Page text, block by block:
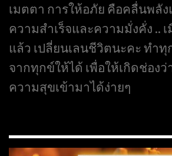
เมตตา การให้อภัย คือคลื่นพลั
ความสำเร็จและความมั่งคั่ง ..
แล้ว เปลี่ยนเลนชีวิตนะคะ ทำทุ
จากทุกข์ให้ได้ เพื่อให้เกิดช่องว่
ความสุขเข้ามาได้ง่ายๆ